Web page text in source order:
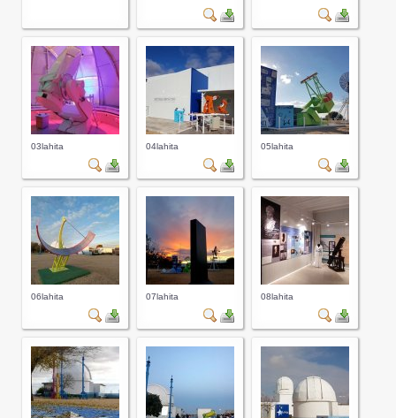
03lahita 04lahita 05lahita
06lahita 07lahita 08lahita